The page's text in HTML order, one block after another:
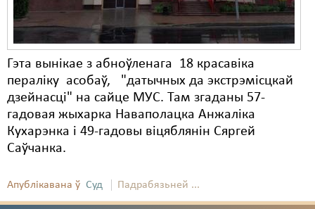
Гэта вынікае з абноўленага 18 красавіка
пераліку асобаў, "датычных да экстрэмісцкай
дзейнасці" на сайце МУС. Там згаданы 57-
гадовая жыхарка Наваполацка Анжаліка
Кухарэнка і 49-гадовы віцяблянін Сяргей
Саўчанка.
Апублікавана ў Суд Падрабязьней ...